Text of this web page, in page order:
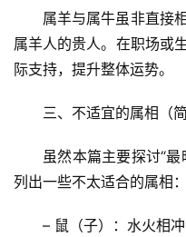
属羊与属牛虽非直接
属羊人的贵人。在职场或
际支持，提升整体运势。
三、不适宜的属相（简
虽然本篇主要探讨“
列出一些不太适合的属相：
– 鼠（子）：水火相冲